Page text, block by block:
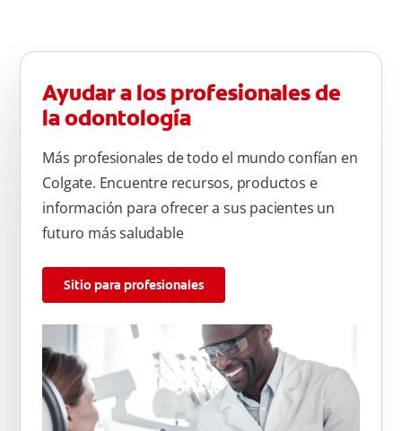
Ayudar a los profesionales de
la odontología
Más profesionales de todo el mundo confían en
Colgate. Encuentre recursos, productos e
información para ofrecer a sus pacientes un
futuro más saludable
Sitio para profesionales